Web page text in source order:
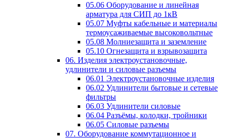
05.06 Оборудование и линейная
арматура для СИП до 1кВ
05.07 Муфты кабельные и материалы
термоусаживаемые высоковольтные
05.08 Молниезащита и заземление
05.10 Огнезащита и взрывозащита
06. Изделия электроустановочные,
удлинители и силовые разъемы
06.01 Электроустановочные изделия
06.02 Удлинители бытовые и сетевые
фильтры
06.03 Удлинители силовые
06.04 Разъёмы, колодки, тройники
06.05 Силовые разъемы
07. Оборудование коммутационное и